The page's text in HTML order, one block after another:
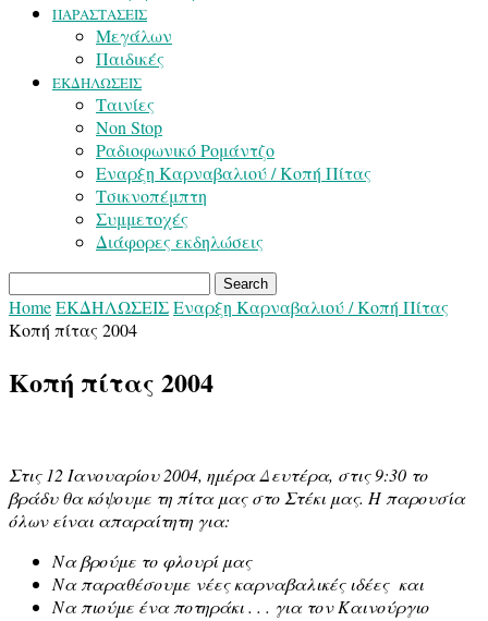
ΠΑΡΑΣΤΑΣΕΙΣ
Μεγάλων
Παιδικές
ΕΚΔΗΛΩΣΕΙΣ
Ταινίες
Non Stop
Ραδιοφωνικό Ρομάντζο
Εναρξη Καρναβαλιού / Κοπή Πίτας
Τσικνοπέμπτη
Συμμετοχές
Διάφορες εκδηλώσεις
HomeΕΚΔΗΛΩΣΕΙΣΕναρξη Καρναβαλιού / Κοπή Πίτας
Κοπή πίτας 2004
Κοπή πίτας 2004
Στις 12 Ιανουαρίου 2004, ημέρα Δευτέρα, στις 9:30 το
βράδυ θα κόψουμε τη πίτα μας στο Στέκι μας. Η παρουσία
όλων είναι απαραίτητη για:
Να βρούμε το φλουρί μας
Να παραθέσουμε νέες καρναβαλικές ιδέες και
Να πιούμε ένα ποτηράκι . . . για τον Καινούργιο